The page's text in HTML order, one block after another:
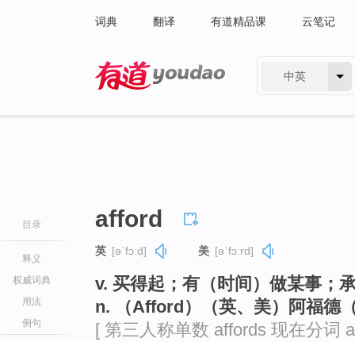
词典 翻译 有道精品课 云笔记
中英
目录
释义
权威词典
用法
例句
afford
英 [əˈfɔːd] 美 [əˈfɔːrd]
v. 买得起；有（时间）做某事；
n. （Afford）（英、美）阿福德
[ 第三人称单数 affords 现在分词